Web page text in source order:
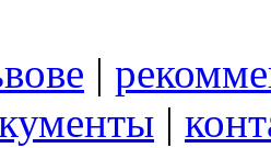
|
|